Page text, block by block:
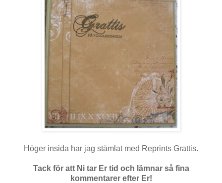
Höger insida har jag stämlat med Reprints Grattis.
Tack för att Ni tar Er tid och lämnar så fina
kommentarer efter Er!